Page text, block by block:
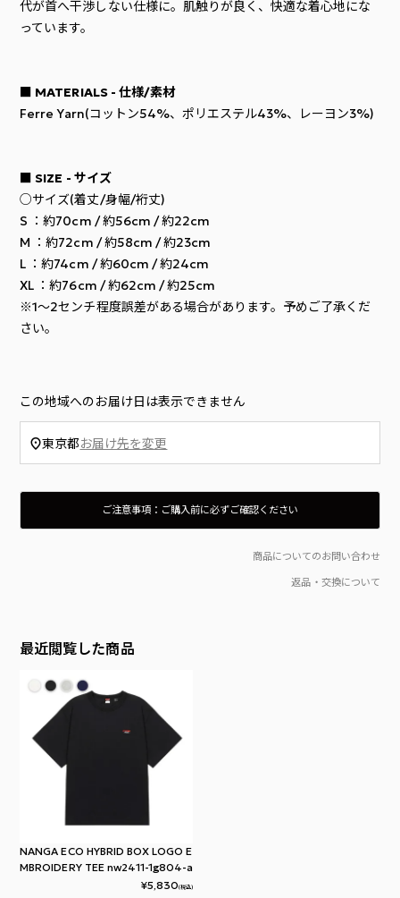
代が首へ干渉しない仕様に。肌触りが良く、快適な着心地にな
っています。
■ MATERIALS - 仕様/素材
Ferre Yarn(コットン54%、ポリエステル43%、レーヨン3%)
■ SIZE - サイズ
○サイズ(着丈/身幅/裄丈)
S ：約70cm / 約56cm / 約22cm
M ：約72cm / 約58cm / 約23cm
L ：約74cm / 約60cm / 約24cm
XL ：約76cm / 約62cm / 約25cm
※1～2センチ程度誤差がある場合があります。予めご了承くだ
さい。
この地域へのお届け日は表示できません
東京都お届け先を変更
ご注意事項：ご購入前に必ずご確認ください
入荷時点でボックス（外箱）にダメージやマーキング等がある場合がございます。ご理解、ご了承のうえご購入をお願いいたします。
箱のダメージ、製品タグの付属を理由とする返品は、往復の送料及び代引き支払いの場合はその手数料をお客様にご負担いただきます。
当店では在庫管理システムにより複数のオンライン店舗の在庫を共有しております。
ご注文の殺到や検品時の不良品発覚など、在庫管理につきましては徹底して行ってはおりますが、 お客様のご注文のタイミングにより商品のご用意が出来ない場合がございます。
通常2〜5日程度でのお届けとなりすが、 商品の在庫状況により発送までにお時間を頂戴する場合がございます。
商品の色味はディスプレイの関係上、実際の商品の色と若干異なって見える場合がございます、予めご了承ください。
当店では環境に考慮したSDGsの観点から「お買上げ明細書」の同封はしておりません。「明細書・領収書」をご希望の場合は備考欄へ「明細書・領収書の有無」をご記載のうえご注文ください。
商品配送後、当店に事前連絡無く故意に受け取りを辞退した場合や 長期不在、住所変更等により当店へ商品が到着した場合、もしくは再注文時その様な前歴が有る場合は 当店規定による、送料＋事務手数料を頂戴致します。（一律1,500円）
This product is not returnable or replaceable unless defective.
商品についてのお問い合わせ
返品・交換について
最近閲覧した商品
NANGA ECO HYBRID BOX LOGO E
MBROIDERY TEE nw2411-1g804-a
¥5,830(税込)